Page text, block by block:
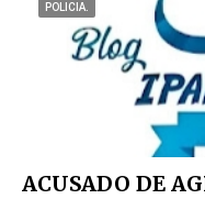
POLICIA.
ACUSADO DE